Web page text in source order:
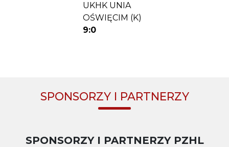
UKHK UNIA
OŚWIĘCIM (K)
9:0
SPONSORZY I PARTNERZY
SPONSORZY I PARTNERZY PZHL